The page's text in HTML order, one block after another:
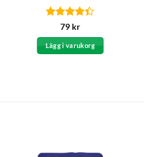
Betygsatt
4.33av 5
79 kr
Lägg i varukorg